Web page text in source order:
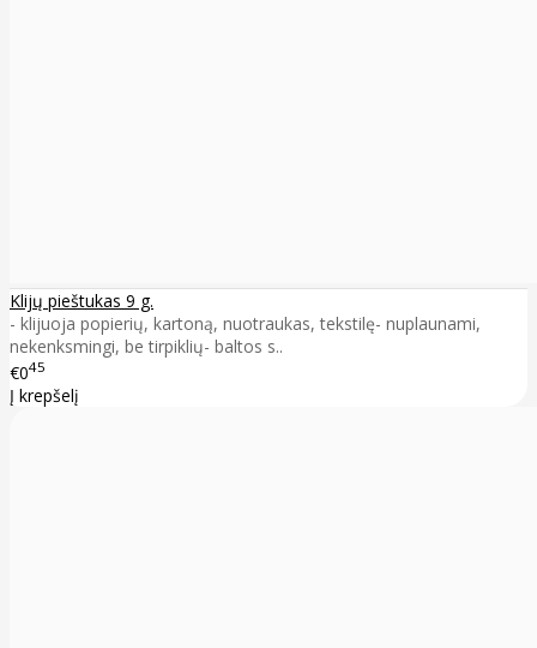
Klijų pieštukas 9 g.
- klijuoja popierių, kartoną, nuotraukas, tekstilę- nuplaunami,
nekenksmingi, be tirpiklių- baltos s..
€045
Į krepšelį